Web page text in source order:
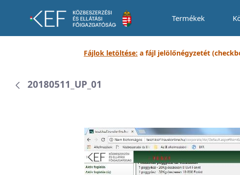
Termékek
Fájlok letöltése: a fájl jelölőnégyzetét
20180511_UP_01